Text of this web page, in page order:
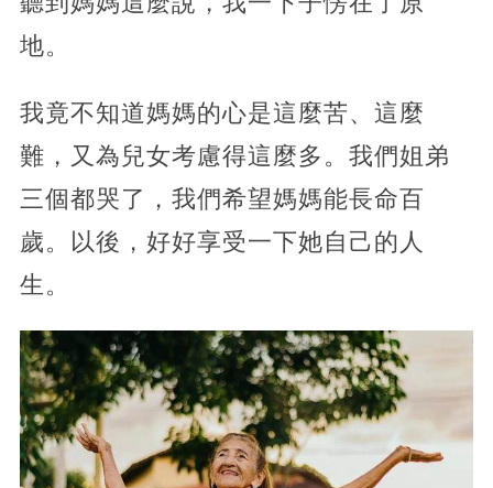
地。
我竟不知道媽媽的心是這麼苦、這麼
難，又為兒女考慮得這麼多。我們姐弟
三個都哭了，我們希望媽媽能長命百
歲。以後，好好享受一下她自己的人
生。